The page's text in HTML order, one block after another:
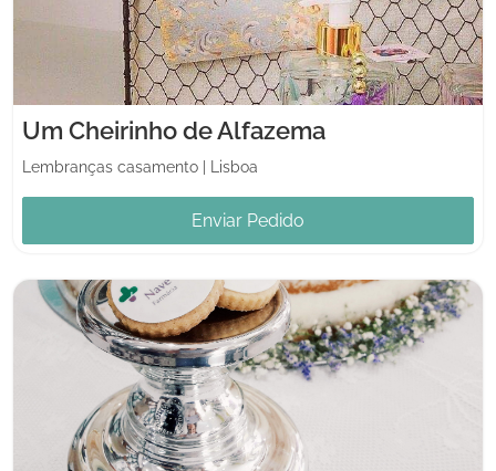
Um Cheirinho de Alfazema
Lembranças casamento Lisboa
Enviar Pedido